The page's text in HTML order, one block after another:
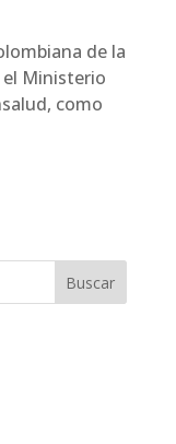
de la
el Ministerio
como